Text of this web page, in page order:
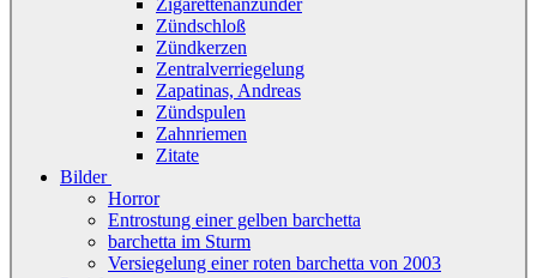
Zigarettenanzünder
Zündschloß
Zündkerzen
Zentralverriegelung
Zapatinas, Andreas
Zündspulen
Zahnriemen
Zitate
Bilder
Horror
Entrostung einer gelben barchetta
barchetta im Sturm
Versiegelung einer roten barchetta von 2003